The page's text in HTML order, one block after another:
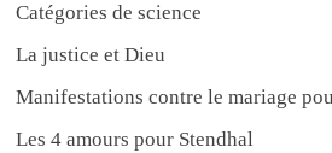
Catégories de science
La justice et Dieu
Manifestations contre le mariage
Les 4 amours pour Stendhal